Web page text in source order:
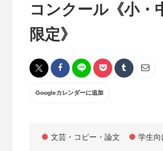
コンクール《小・
限定》
Googleカレンダーに追加
文芸・コピー・論文 学生向